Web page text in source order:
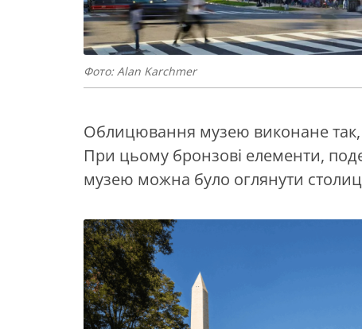
Фото: Alan Karchmer
Облицювання музею виконане так,
При цьому бронзові елементи,
музею можна було оглянути